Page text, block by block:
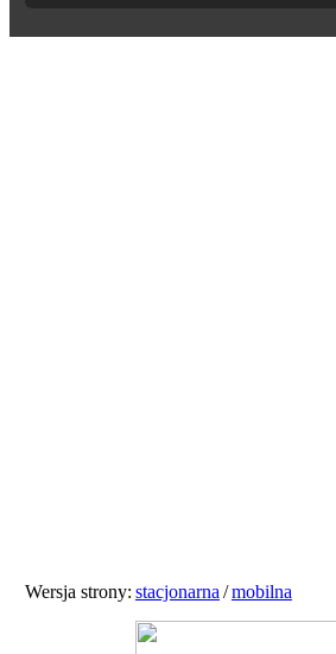
Wersja strony: stacjonarna/mobilna